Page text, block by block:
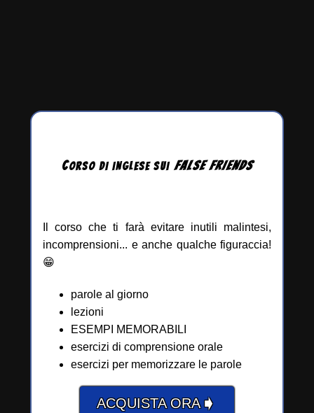
CORSO DI INGLESE SUI FALSEFRIENDS
Il corso che ti farà evitare inutili malintesi,
incomprensioni... e anche qualche figuraccia!
😁
parole al giorno
lezioni
ESEMPI MEMORABILI
esercizi di comprensione orale
esercizi per memorizzare le parole
ACQUISTA ORA➧